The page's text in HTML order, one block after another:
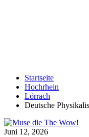
Startseite
Hochrhein
Lörrach
Deutsche
Juni 12, 2026